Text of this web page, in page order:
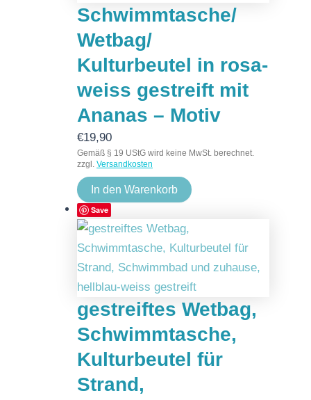
Schwimmtasche/
Wetbag/
Kulturbeutel in rosa-
weiss gestreift mit
Ananas – Motiv
€19,90
Gemäß § 19 UStG wird keine MwSt. berechnet.
zzgl. Versandkosten
In den Warenkorb
Save
gestreiftes Wetbag,
Schwimmtasche,
Kulturbeutel für
Strand,